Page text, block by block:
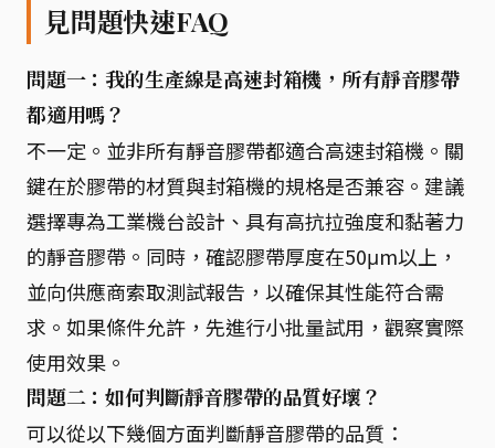
見問題快速FAQ
問題一：我的生產線是高速封箱機，所有靜音膠帶
都適用嗎？
不一定。並非所有靜音膠帶都適合高速封箱機。關
鍵在於膠帶的材質與封箱機的規格是否兼容。建議
選擇專為工業機台設計、具有高抗拉強度和黏著力
的靜音膠帶。同時，確認膠帶厚度在50μm以上，
並向供應商索取測試報告，以確保其性能符合需
求。如果條件允許，先進行小批量試用，觀察實際
使用效果。
問題二：如何判斷靜音膠帶的品質好壞？
可以從以下幾個方面判斷靜音膠帶的品質：